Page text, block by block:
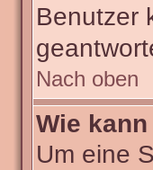
Benutzer
Nach oben
Wie
Um eine